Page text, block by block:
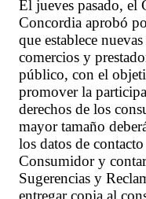
El jueves pasado, el
Concordia aprobó
que establece
comercios y
público, con el
promover la
derechos de los
mayor tamaño
los datos de
Consumidor y
Sugerencias y
entregar copia al